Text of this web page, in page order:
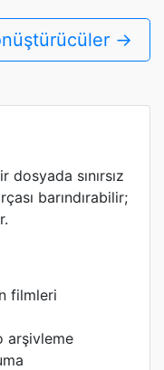
→
sınırsız
barındırabilir;
filmleri
arşivleme